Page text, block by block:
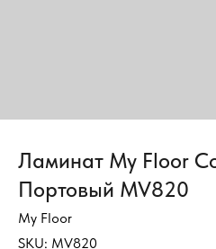
Ламинат My Floor
Портовый MV820
My Floor
SKU: MV820